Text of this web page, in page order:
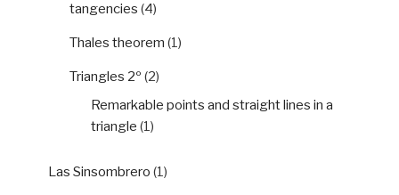
tangencies (4)
Thales theorem (1)
Triangles 2º (2)
Remarkable points and straight lines in a
triangle (1)
Las Sinsombrero (1)